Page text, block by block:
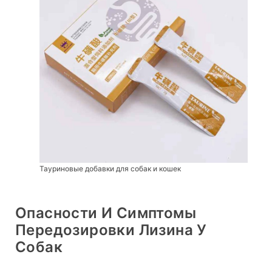
Тауриновые добавки для собак и кошек
Опасности И Симптомы
Передозировки Лизина У
Собак